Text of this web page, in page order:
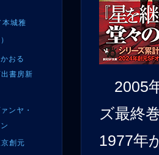
城雅
おる
書房新
ンヤ・
創元
2005
ズ最終
1977年